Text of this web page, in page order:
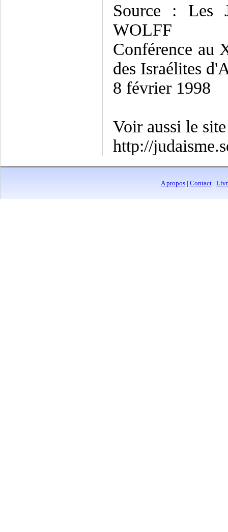
Source : Les
WOLFF
Conférence au
des Israélites
8 février 1998
Voir aussi le
http://
A propos| Contact|